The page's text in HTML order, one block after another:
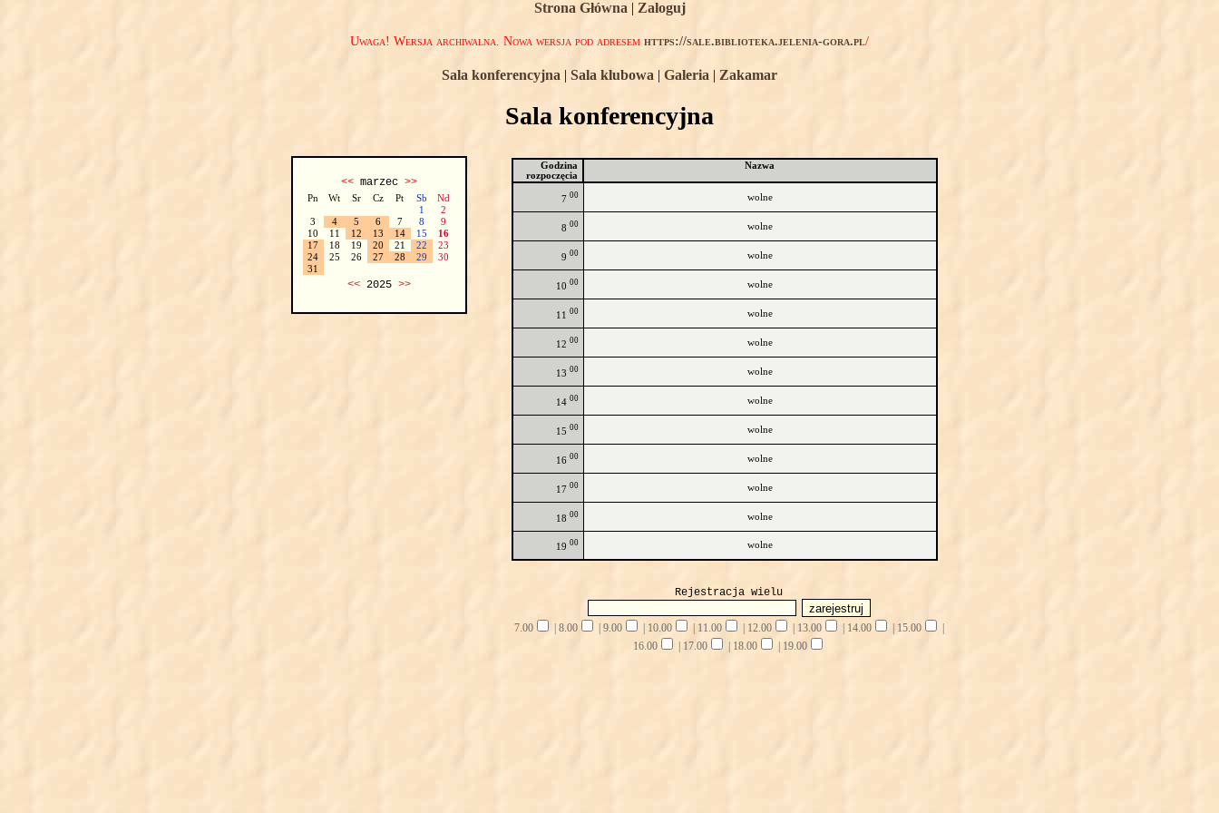
Strona Główna | Zaloguj
Uwaga! Wersja archiwalna. Nowa wersja pod adresem https://sale.biblioteka.jelenia-gora.pl/
Sala konferencyjna | Sala klubowa | Galeria | Zakamar
Sala konferencyjna
<<marzec >>
Pn Wt Sr Cz Pt Sb
Nd
1
2
3
4 5 6 7 8
9
10
11 12 13 14 15
16
17
18 19 20 21 22
23
24
25 26 27 28 29
30
31
<<2025 >>
Godzina
rozpoczęcia
Nazwa
7 00 wolne
8 00 wolne
9 00 wolne
10 00 wolne
11 00 wolne
12 00 wolne
13 00 wolne
14 00 wolne
15 00 wolne
16 00 wolne
17 00 wolne
18 00 wolne
19 00 wolne
Rejestracja wielu
7.00 8.00 9.00 10.00 11.00 12.00 13.00 14.00 15.00
16.00
17.00 18.00 19.00